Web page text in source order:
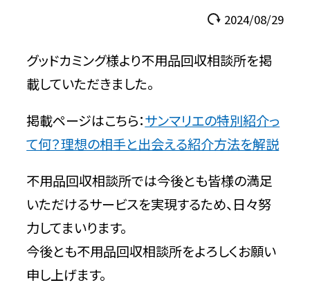
不用品回収相談所TOP
サービス
料金
対応エリア
2024/08/29
グッドカミング様より不用品回収相談所を掲
載していただきました。
掲載ページはこちら：サンマリエの特別紹介っ
て何？理想の相手と出会える紹介方法を解説
不用品回収相談所では今後とも皆様の満足
いただけるサービスを実現するため、日々努
力してまいります。
今後とも不用品回収相談所をよろしくお願い
申し上げます。